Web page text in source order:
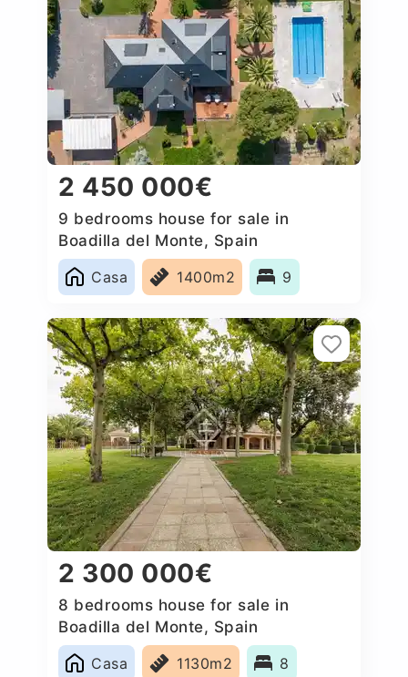
2 450 000€
9 bedrooms house for sale in
Boadilla del Monte, Spain
Casa
1400m2 9
2 300 000€
8 bedrooms house for sale in
Boadilla del Monte, Spain
Casa
1130m2 8